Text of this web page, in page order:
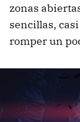
zonas
sencillas,
romper un